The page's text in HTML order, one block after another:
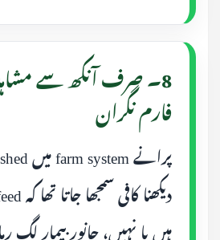
8۔ صرف آنکھ سے
فارم نگران
ہیں یا نہیں، جانور بیمار لگ